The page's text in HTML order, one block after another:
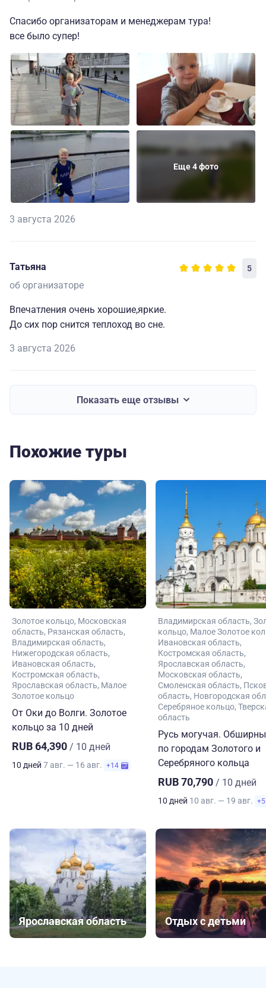
Спасибо организаторам и менеджерам тура!
все было супер!
Еще 4 фото
3 августа 2026
Татьяна 5
об организаторе
Впечатления очень хорошие,яркие.
До сих пор снится теплоход во сне.
3 августа 2026
Показать еще отзывы
Похожие туры
Золотое кольцо Московская
область Рязанская область
Владимирская область
Нижегородская область
Ивановская область
Костромская область
Ярославская область Малое
Золотое кольцо
От Оки до Волги. Золотое
кольцо за 10 дней
RUB 64,390 / 10 дней
10 дней 7 авг. — 16 авг. +14
Владимирская область
кольцо Малое Золотое
Ивановская область
Костромская область
Ярославская область
Московская область
Смоленская область
область Новгородская
Серебряное кольцо
область
Русь могучая.
по городам Золотого и
Серебряного кольца
RUB 70,790 / 10 дней
10 дней 10 авг. — 19 авг. +5
Ярославская область Отдых с детьми